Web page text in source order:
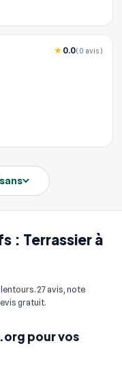
: Terrassier à
27 avis, note
gratuit.
pour vos
0.0(0 avis)